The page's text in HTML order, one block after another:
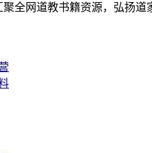
全网道教书籍资源，弘扬道